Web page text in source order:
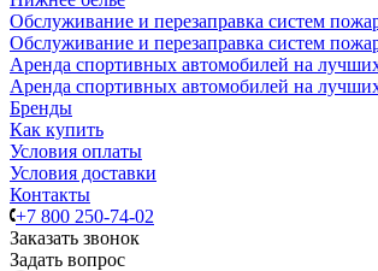
Обслуживание и перезаправка систем
Обслуживание и перезаправка систем
Аренда спортивных автомобилей на
Аренда спортивных автомобилей на
Бренды
Как купить
Условия оплаты
Условия доставки
Контакты
+7 800 250-74-02
Заказать звонок
Задать вопрос